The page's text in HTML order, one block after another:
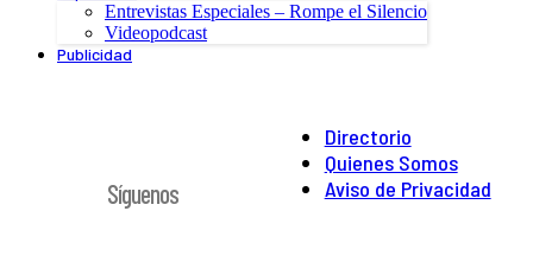
Entrevistas Especiales – Rompe el Silencio
Videopodcast
Publicidad
Directorio
Quienes Somos
Aviso de Privacidad
Síguenos